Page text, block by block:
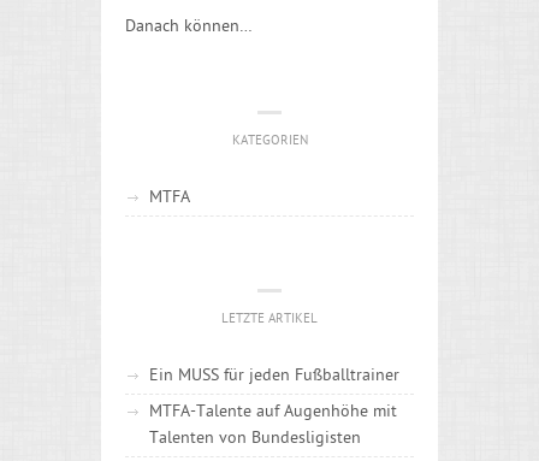
Danach können…
KATEGORIEN
MTFA
LETZTE ARTIKEL
Ein MUSS für jeden Fußballtrainer
MTFA-Talente auf Augenhöhe mit
Talenten von Bundesligisten